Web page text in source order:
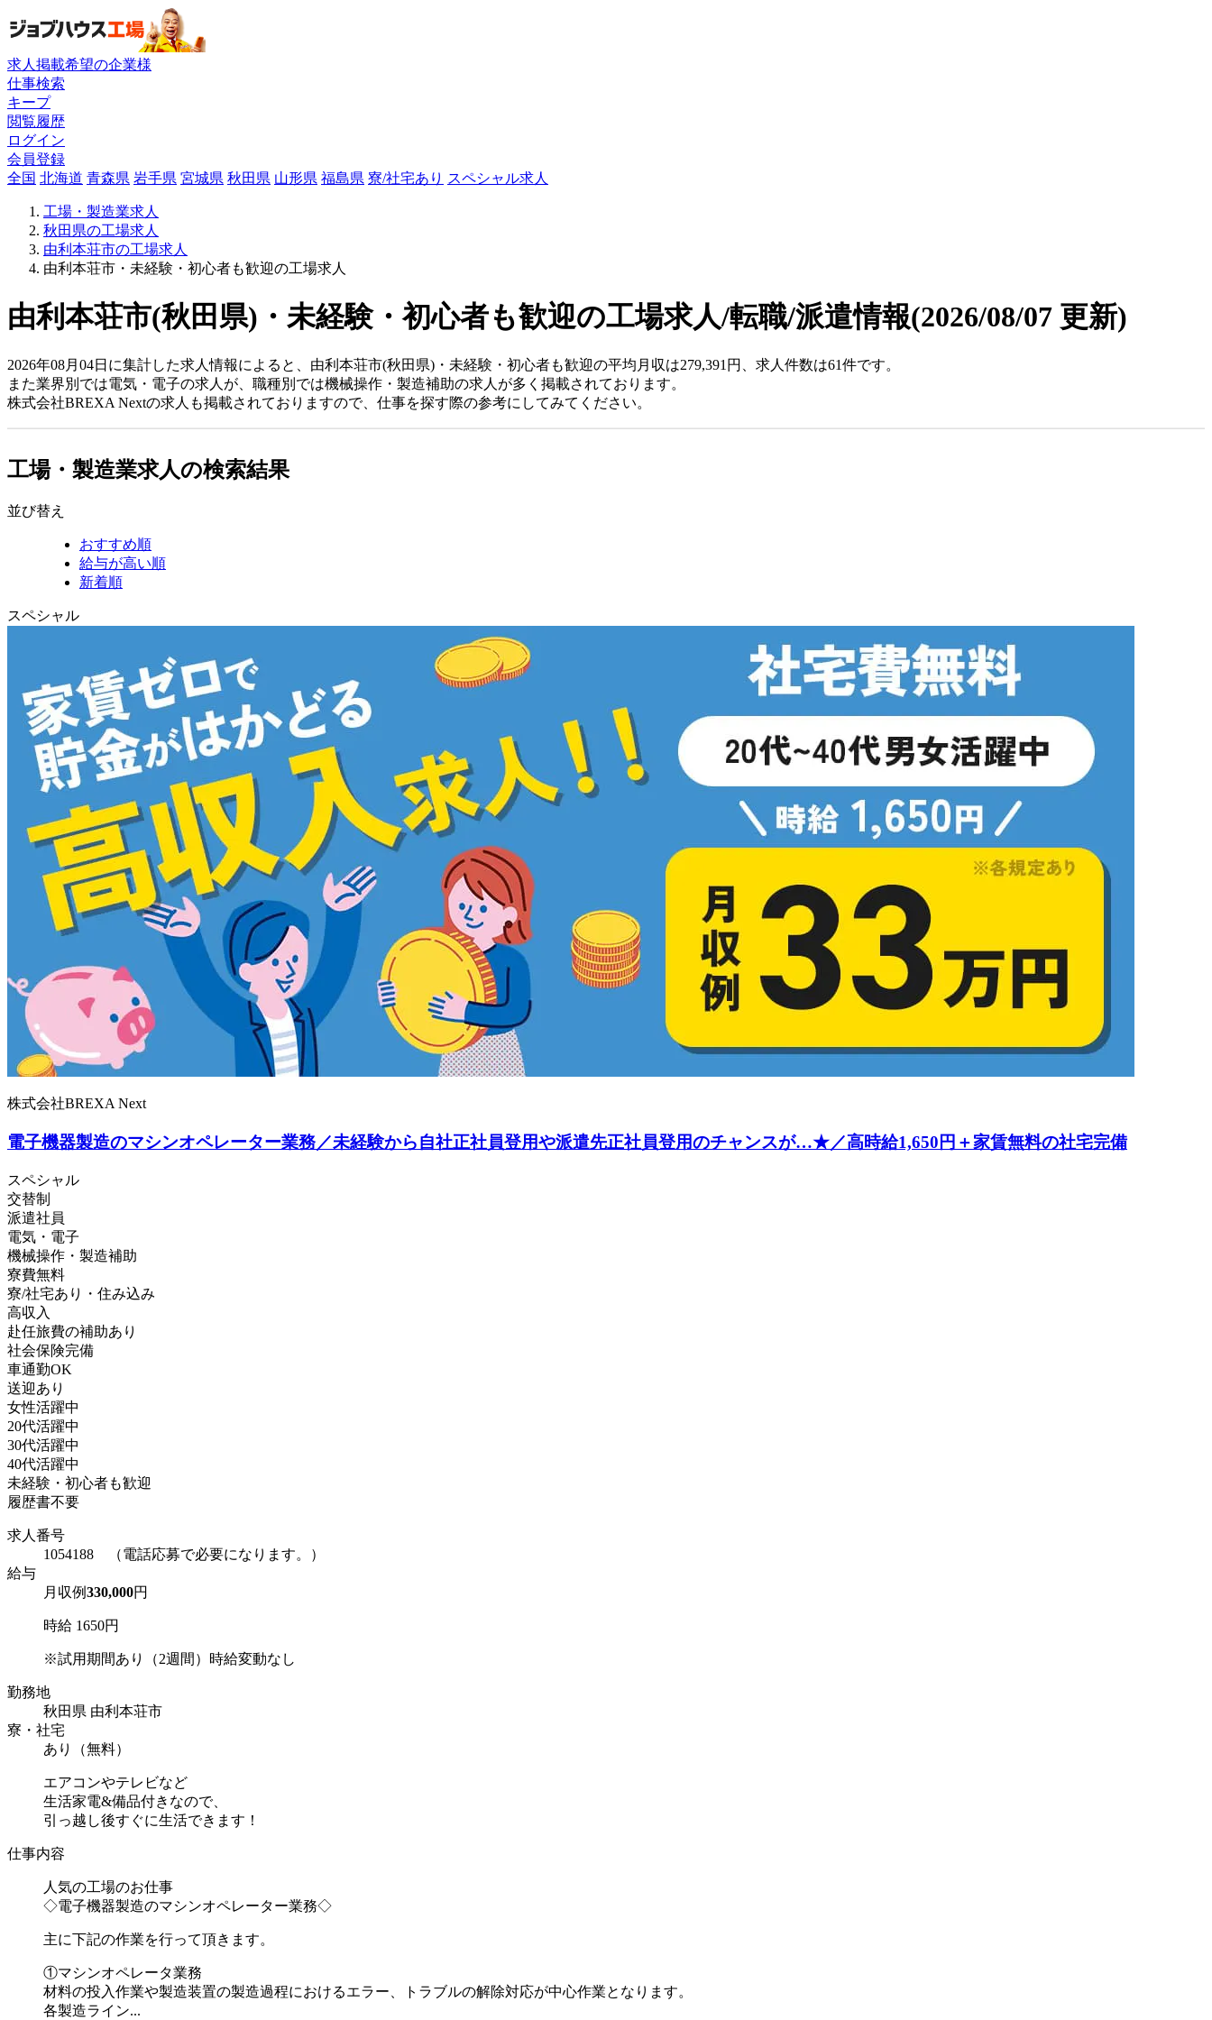
求人掲載希望の企業様
仕事検索
キープ
閲覧履歴
ログイン
会員登録
全国 北海道 青森県 岩手県 宮城県 秋田県 山形県 福島県 寮/社宅あり スペシャル求人
工場・製造業求人
秋田県の工場求人
由利本荘市の工場求人
由利本荘市・未経験・初心者も歓迎の工場求人
由利本荘市(秋田県)・未経験・初心者も歓迎の工場求人/転職/派遣情報(2026/08/07 更新)
2026年08月04日に集計した求人情報によると、由利本荘市(秋田県)・未経験・初心者も歓迎の平均月収は279,391円、求人件数は61件です。
また業界別では電気・電子の求人が、職種別では機械操作・製造補助の求人が多く掲載されております。
株式会社BREXA Nextの求人も掲載されておりますので、仕事を探す際の参考にしてみてください。
工場・製造業求人の検索結果
並び替え
おすすめ順
給与が高い順
新着順
スペシャル
株式会社BREXA Next
電子機器製造のマシンオペレーター業務／未経験から自社正社員登用や派遣先正社員登用のチャンスが…★／高時給1,650円＋家賃無料の社宅完備
スペシャル
交替制
派遣社員
電気・電子
機械操作・製造補助
寮費無料
寮/社宅あり・住み込み
高収入
赴任旅費の補助あり
社会保険完備
車通勤OK
送迎あり
女性活躍中
20代活躍中
30代活躍中
40代活躍中
未経験・初心者も歓迎
履歴書不要
求人番号
1054188 （電話応募で必要になります。）
給与
月収例330,000円
時給 1650円
※試用期間あり（2週間）時給変動なし
勤務地
秋田県 由利本荘市
寮・社宅
あり（無料）
エアコンやテレビなど
生活家電&備品付きなので、
引っ越し後すぐに生活できます！
仕事内容
人気の工場のお仕事
◇電子機器製造のマシンオペレーター業務◇
主に下記の作業を行って頂きます。
①マシンオペレータ業務
材料の投入作業や製造装置の製造過程におけるエラー、トラブルの解除対応が中心作業となります。
各製造ライン...